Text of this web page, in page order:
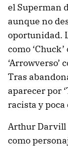
el Superman
aunque no
oportunidad.
como
‘Arrowverso’
Tras
aparecer por
racista y poca
Arthur Darvill
como